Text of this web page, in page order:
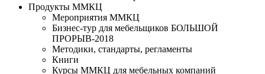
Продукты ММКЦ
Мероприятия ММКЦ
Бизнес-тур для мебельщиков БОЛЬШОЙ
ПРОРЫВ-2018
Методики, стандарты, регламенты
Книги
Курсы ММКЦ для мебельных компаний